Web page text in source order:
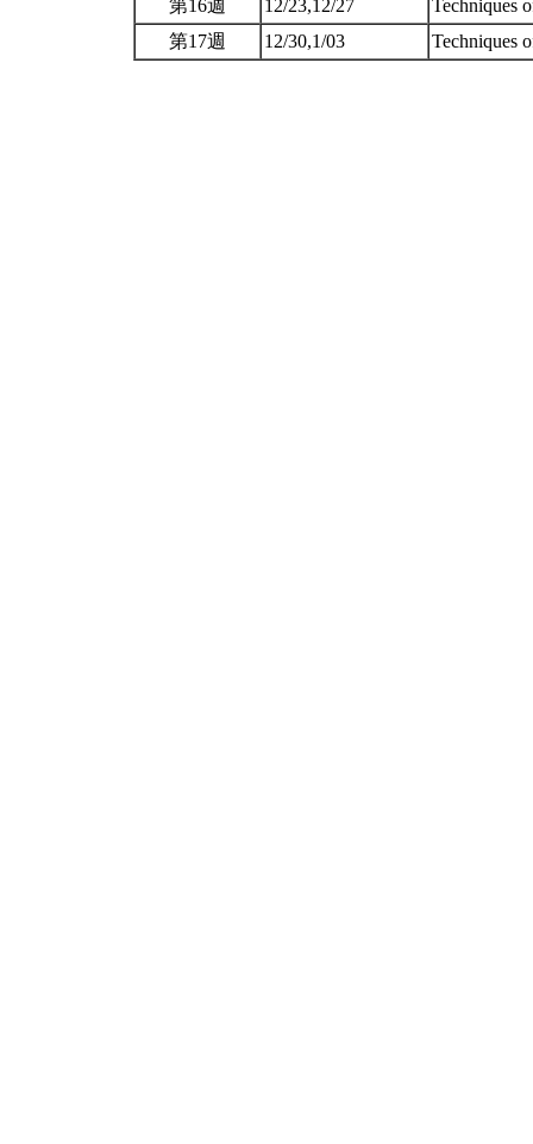
第16週 12/23,12/27
Techniques
第17週
12/30,1/03 Techniques